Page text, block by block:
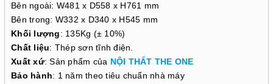
Bên ngoài: W481 x D558 x H761 mm
Bên trong: W332 x D340 x H545 mm
Khối lượng: 135Kg (± 10%)
Chất liệu: Thép sơn tĩnh điện.
Xuất xứ: Sản phẩm của NỘI THẤT THE ONE
Bảo hành: 1 năm theo tiêu chuẩn nhà máy